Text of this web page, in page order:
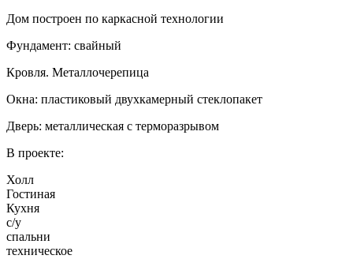
Дом построен по каркасной технологии
Фундамент: свайный
Кровля. Металлочерепица
Окна: пластиковый двухкамерный стеклопакет
Дверь: металлическая с терморазрывом
В проекте:
Холл
Гостиная
Кухня
с/у
спальни
техническое